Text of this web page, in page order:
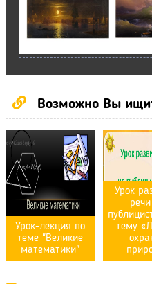
Возможно Вы
Урок-лекция по
теме "Великие
математики"
Урок
тему